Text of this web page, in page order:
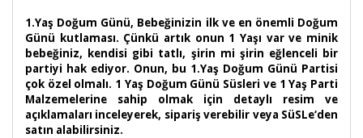
1.Yaş Doğum Günü, Bebeğinizin ilk ve en önemli Doğum
Günü kutlaması. Çünkü artık onun 1 Yaşı var ve minik
bebeğiniz, kendisi gibi tatlı, şirin mi şirin eğlenceli bir
partiyi hak ediyor. Onun, bu 1.Yaş Doğum Günü Partisi
çok özel olmalı. 1 Yaş Doğum Günü Süsleri ve 1 Yaş Parti
Malzemelerine sahip olmak için detaylı resim ve
açıklamaları inceleyerek, sipariş verebilir veya SüSLe‘den
satın alabilirsiniz.